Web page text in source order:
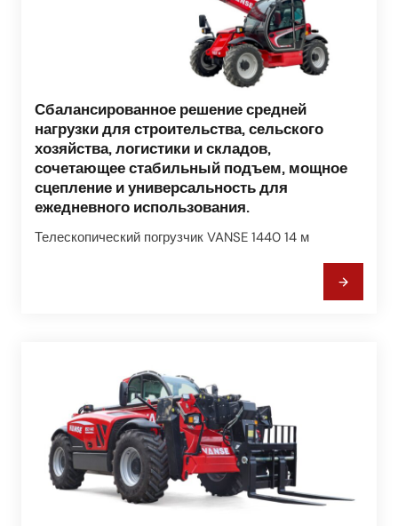
Сбалансированное решение средней
нагрузки для строительства, сельского
хозяйства, логистики и складов,
сочетающее стабильный подъем, мощное
сцепление и универсальность для
ежедневного использования.
Телескопический погрузчик VANSE 1440 14 м